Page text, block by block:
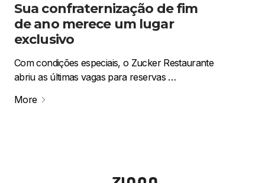
Sua confraternização de fim
de ano merece um lugar
exclusivo
Com condições especiais, o Zucker Restaurante
abriu as últimas vagas para reservas …
More